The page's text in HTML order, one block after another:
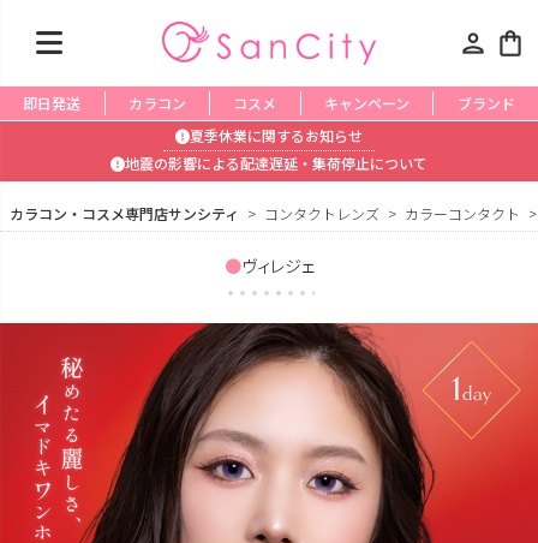
person shopping_bag
即日発送 カラコン コスメ キャンペーン
ブランド
夏季休業に関するお知らせ
地震の影響による配達遅延・集荷停止について
カラコン・コスメ専門店サンシティ コンタクトレンズ カラーコンタクト
ヴィレジェ